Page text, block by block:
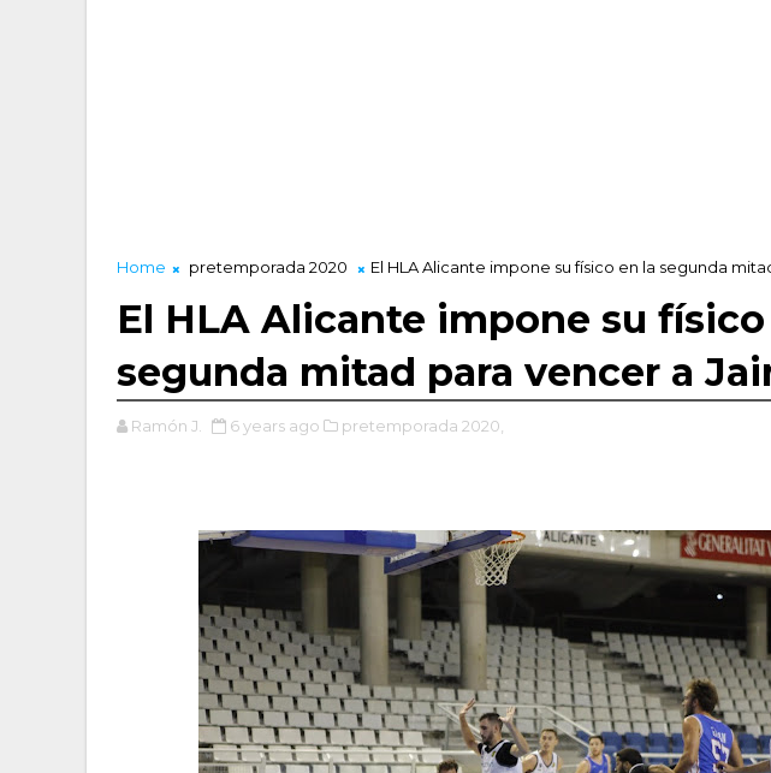
Home pretemporada 2020 El HLA Alicante impone su físico en la segunda
El HLA Alicante impone su físico
segunda mitad para vencer a
Ramón J. 6 years ago pretemporada 2020,